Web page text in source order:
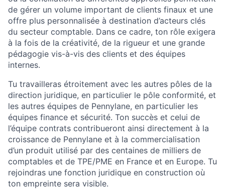
de gérer un volume important de clients finaux et une
offre plus personnalisée à destination d’acteurs clés
du secteur comptable. Dans ce cadre, ton rôle exigera
à la fois de la créativité, de la rigueur et une grande
pédagogie vis-à-vis des clients et des équipes
internes.
Tu travailleras étroitement avec les autres pôles de la
direction juridique, en particulier le pôle conformité, et
les autres équipes de Pennylane, en particulier les
équipes finance et sécurité. Ton succès et celui de
l’équipe contrats contribueront ainsi directement à la
croissance de Pennylane et à la commercialisation
d’un produit utilisé par des centaines de milliers de
comptables et de TPE/PME en France et en Europe. Tu
rejoindras une fonction juridique en construction où
ton empreinte sera visible.